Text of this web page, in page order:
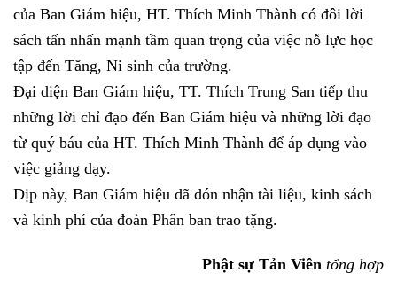
của Ban Giám hiệu, HT. Thích Minh Thành có đôi lời
sách tấn nhấn mạnh tầm quan trọng của việc nỗ lực học
tập đến Tăng, Ni sinh của trường.
Đại diện Ban Giám hiệu, TT. Thích Trung San tiếp thu
những lời chỉ đạo đến Ban Giám hiệu và những lời đạo
từ quý báu của HT. Thích Minh Thành để áp dụng vào
việc giảng dạy.
Dịp này, Ban Giám hiệu đã đón nhận tài liệu, kinh sách
và kinh phí của đoàn Phân ban trao tặng.
Phật sự Tản Viên tổng hợp